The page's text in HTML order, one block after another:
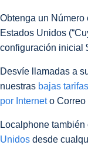
Obtenga un Número
Estados Unidos
configuración inicial
Desvíe llamadas a
nuestras bajas
por Interneto Correo
Localphone también
Unidos desde